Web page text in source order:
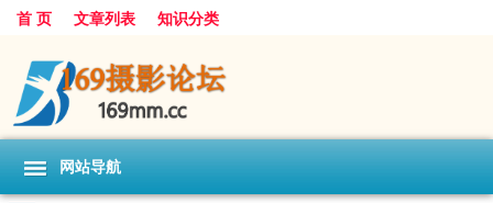
首 页 文章列表 知识分类
网站导航